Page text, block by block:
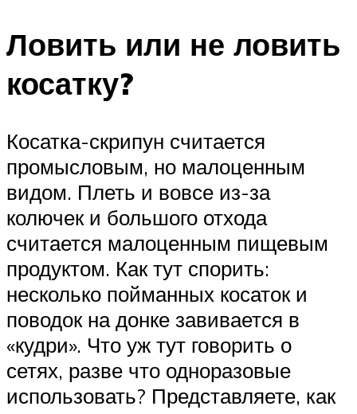
Ловить или не ловить
косатку?
Косатка-скрипун считается
промысловым, но малоценным
видом. Плеть и вовсе из-за
колючек и большого отхода
считается малоценным пищевым
продуктом. Как тут спорить:
несколько пойманных косаток и
поводок на донке завивается в
«кудри». Что уж тут говорить о
сетях, разве что одноразовые
использовать? Представляете, как